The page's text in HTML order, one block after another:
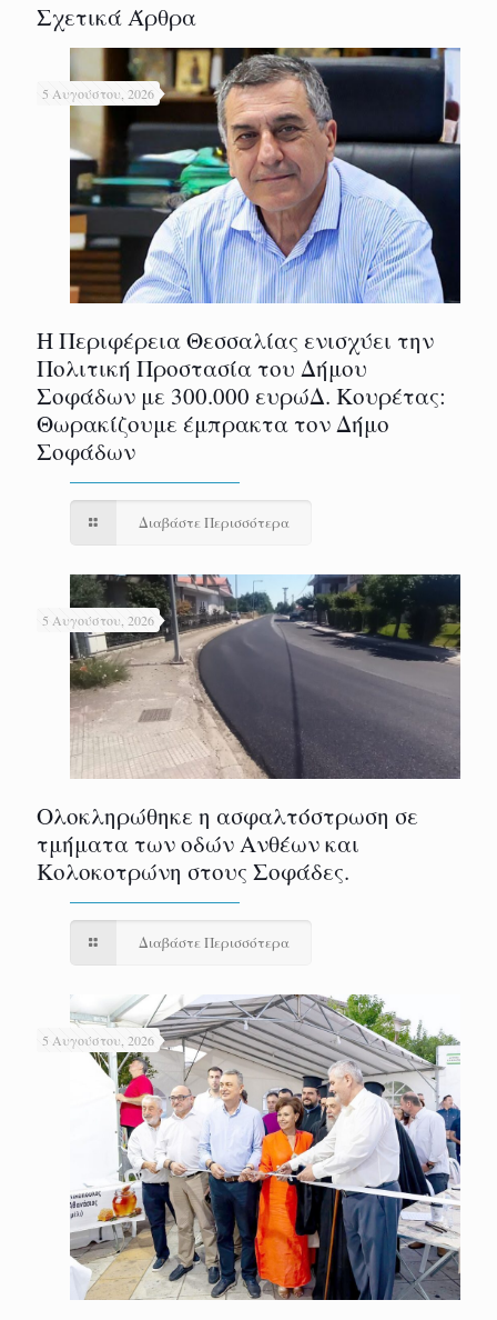
Σχετικά Άρθρα
5 Αυγούστου, 2026
Η Περιφέρεια Θεσσαλίας ενισχύει την
Πολιτική Προστασία του Δήμου
Σοφάδων με 300.000 ευρώΔ. Κουρέτας:
Θωρακίζουμε έμπρακτα τον Δήμο
Σοφάδων
Διαβάστε Περισσότερα
5 Αυγούστου, 2026
Ολοκληρώθηκε η ασφαλτόστρωση σε
τμήματα των οδών Ανθέων και
Κολοκοτρώνη στους Σοφάδες.
Διαβάστε Περισσότερα
5 Αυγούστου, 2026